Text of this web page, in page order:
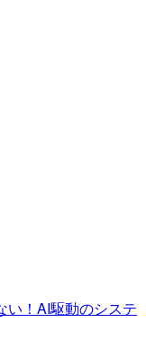
い！AI駆動のシステ